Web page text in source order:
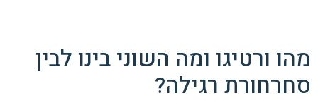
מהו ורטיגו ומה השוני בינו לבין
סחרחורת רגילה?